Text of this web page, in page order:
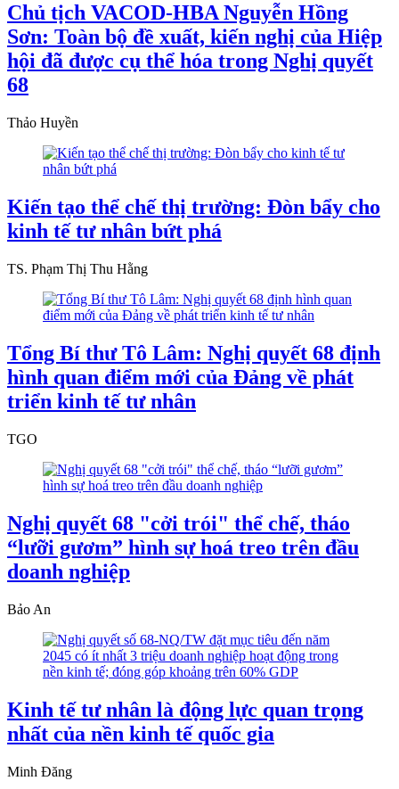
Chủ tịch VACOD-HBA Nguyễn Hồng
Sơn: Toàn bộ đề xuất, kiến nghị của Hiệp
hội đã được cụ thể hóa trong Nghị quyết
68
Thảo Huyền
Kiến tạo thể chế thị trường: Đòn bẩy cho
kinh tế tư nhân bứt phá
TS. Phạm Thị Thu Hằng
Tổng Bí thư Tô Lâm: Nghị quyết 68 định
hình quan điểm mới của Đảng về phát
triển kinh tế tư nhân
TGO
Nghị quyết 68 "cởi trói" thể chế, tháo
“lưỡi gươm” hình sự hoá treo trên đầu
doanh nghiệp
Bảo An
Kinh tế tư nhân là động lực quan trọng
nhất của nền kinh tế quốc gia
Minh Đăng